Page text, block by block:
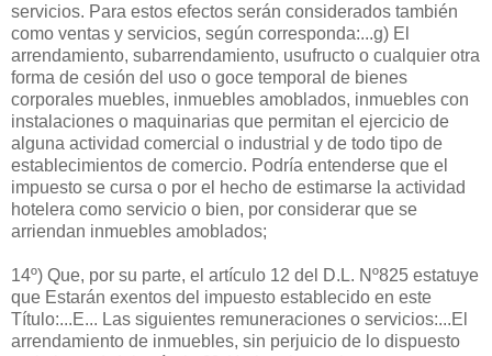
servicios. Para estos efectos serán considerados también
como ventas y servicios, según corresponda:...g) El
arrendamiento, subarrendamiento, usufructo o cualquier otra
forma de cesión del uso o goce temporal de bienes
corporales muebles, inmuebles amoblados, inmuebles con
instalaciones o maquinarias que permitan el ejercicio de
alguna actividad comercial o industrial y de todo tipo de
establecimientos de comercio. Podría entenderse que el
impuesto se cursa o por el hecho de estimarse la actividad
hotelera como servicio o bien, por considerar que se
arriendan inmuebles amoblados;
14º) Que, por su parte, el artículo 12 del D.L. Nº825 estatuye
que Estarán exentos del impuesto establecido en este
Título:...E... Las siguientes remuneraciones o servicios:...El
arrendamiento de inmuebles, sin perjuicio de lo dispuesto